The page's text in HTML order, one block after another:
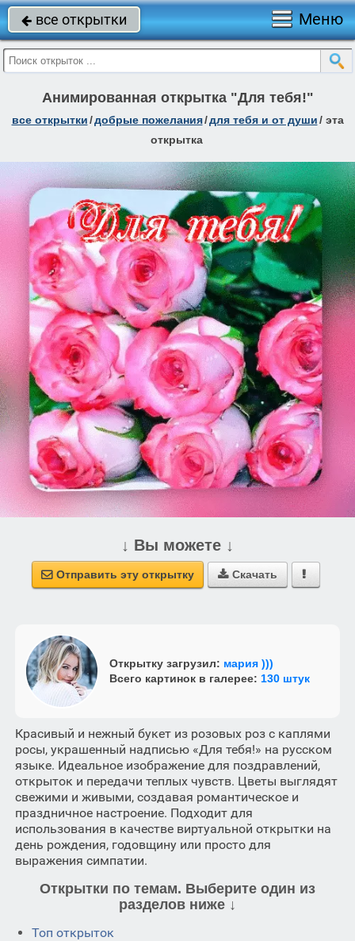
 все открытки Меню
Анимированная открытка "Для тебя!"
все открытки/добрые пожелания/для тебя и от души/ эта
открытка
↓ Вы можете ↓
 Отправить эту открытку  Скачать 
Открытку загрузил: мария )))
Всего картинок в галерее: 130 штук
Красивый и нежный букет из розовых роз с каплями
росы, украшенный надписью «Для тебя!» на русском
языке. Идеальное изображение для поздравлений,
открыток и передачи теплых чувств. Цветы выглядят
свежими и живыми, создавая романтическое и
праздничное настроение. Подходит для
использования в качестве виртуальной открытки на
день рождения, годовщину или просто для
выражения симпатии.
Открытки по темам. Выберите один из
разделов ниже ↓
Топ открыток